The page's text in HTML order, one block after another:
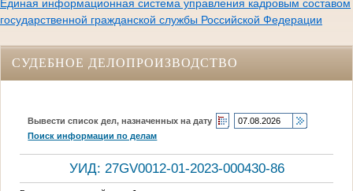
Единая информационная система управления кадровым составом
государственной гражданской службы Российской Федерации
СУДЕБНОЕ ДЕЛОПРОИЗВОДСТВО
Вывести список дел, назначенных на дату
Поиск информации по делам
УИД: 27GV0012-01-2023-000430-86